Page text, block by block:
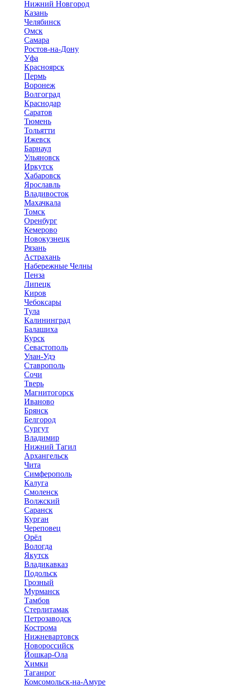
Нижний Новгород
Казань
Челябинск
Омск
Самара
Ростов-на-Дону
Уфа
Красноярск
Пермь
Воронеж
Волгоград
Краснодар
Саратов
Тюмень
Тольятти
Ижевск
Барнаул
Ульяновск
Иркутск
Хабаровск
Ярославль
Владивосток
Махачкала
Томск
Оренбург
Кемерово
Новокузнецк
Рязань
Астрахань
Набережные Челны
Пенза
Липецк
Киров
Чебоксары
Тула
Калининград
Балашиха
Курск
Севастополь
Улан-Удэ
Ставрополь
Сочи
Тверь
Магнитогорск
Иваново
Брянск
Белгород
Сургут
Владимир
Нижний Тагил
Архангельск
Чита
Симферополь
Калуга
Смоленск
Волжский
Саранск
Курган
Череповец
Орёл
Вологда
Якутск
Владикавказ
Подольск
Грозный
Мурманск
Тамбов
Стерлитамак
Петрозаводск
Кострома
Нижневартовск
Новороссийск
Йошкар-Ола
Химки
Таганрог
Комсомольск-на-Амуре